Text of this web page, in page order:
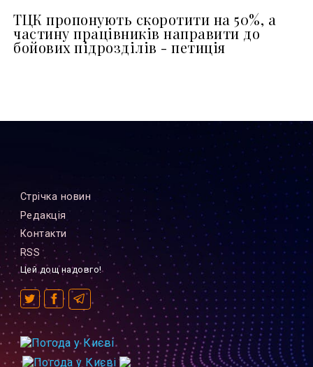
ТЦК пропонують скоротити на 50%, а
частину працівників направити до
бойових підрозділів - петиція
Стрiчка новин
Редакцiя
Контакти
RSS
Цей дощ надовго!